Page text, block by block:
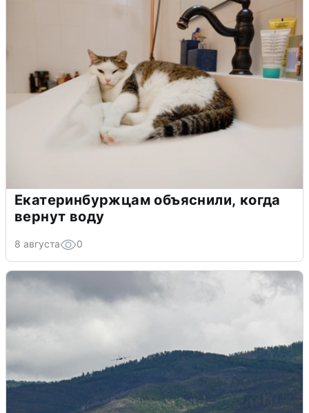
Екатеринбуржцам объяснили, когда
вернут воду
8 августа 0